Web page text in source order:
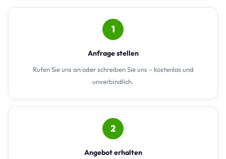
1
Anfrage stellen
Rufen Sie uns an oder schreiben Sie uns – kostenlos und
unverbindlich.
2
Angebot erhalten